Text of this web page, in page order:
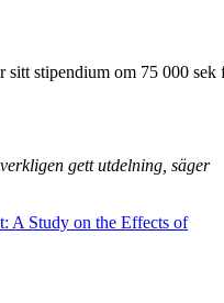
stipendium om 75 000
gett utdelning, säger
A Study on the Effects of